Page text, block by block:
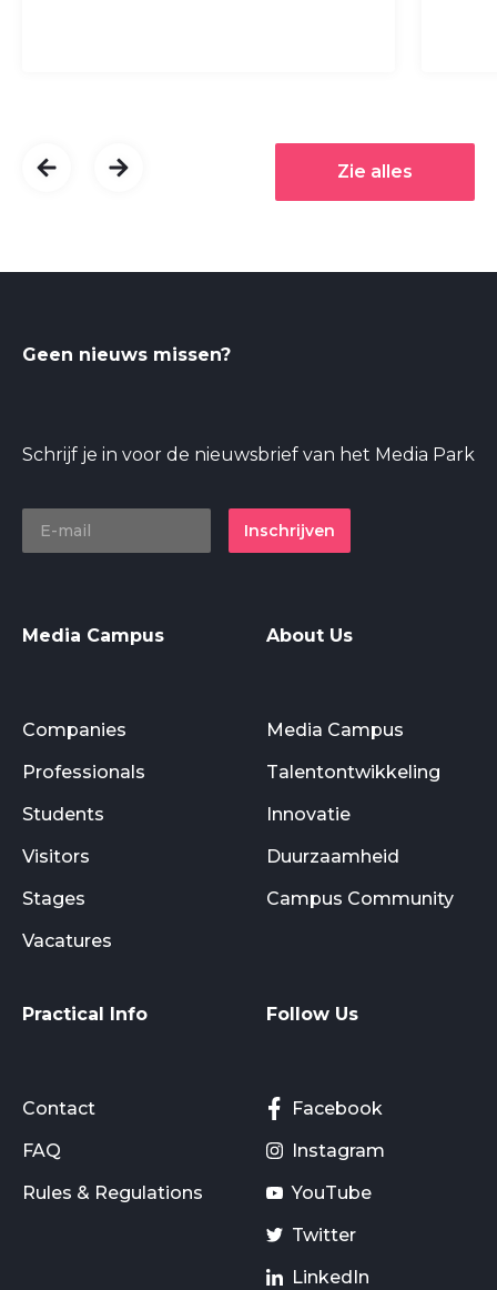
Zie alles
Geen nieuws missen?
Schrijf je in voor de nieuwsbrief van het Media Park
Inschrijven
Media Campus
Companies
Professionals
Students
Visitors
Stages
Vacatures
About Us
Media Campus
Talentontwikkeling
Innovatie
Duurzaamheid
Campus Community
Practical Info
Contact
FAQ
Rules & Regulations
Follow Us
Facebook
Instagram
YouTube
Twitter
LinkedIn